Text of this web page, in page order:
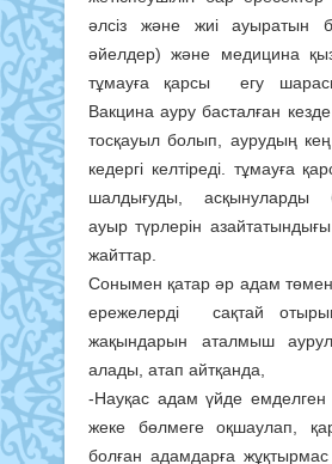
әлсіз және жиі ауыратын
әйелдер) және медицина
тұмауға қарсы егу шарасы
Вакцина ауру басталған
тосқауыл болып, аурудың кең
кедергі келтіреді. тұмауға
шалдығуды, асқынуларды
ауыр түрлерін
жайттар.
Сонымен қатар әр адам
ережелерді сақтай
жақындарын аталмыш
алады, атап айтқанда,
-Науқас адам үйде
жеке бөлмеге оқшаулап,
болған адамдарға